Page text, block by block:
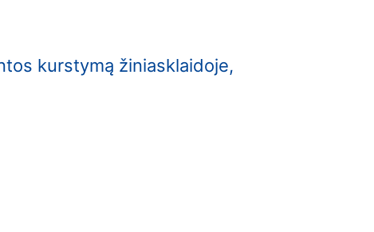
kurstymą žiniasklaidoje,